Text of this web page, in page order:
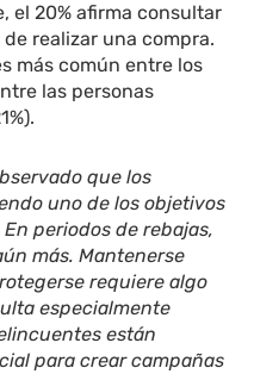
el 20% afirma consultar
realizar una compra.
más común entre los
las personas
que los
uno de los objetivos
periodos de rebajas,
más. Mantenerse
requiere algo
especialmente
están
para crear campañas